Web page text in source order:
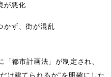
が悪化
かず、街が混乱
「都市計画法」が制定され、
け建てられるか”を明確にした